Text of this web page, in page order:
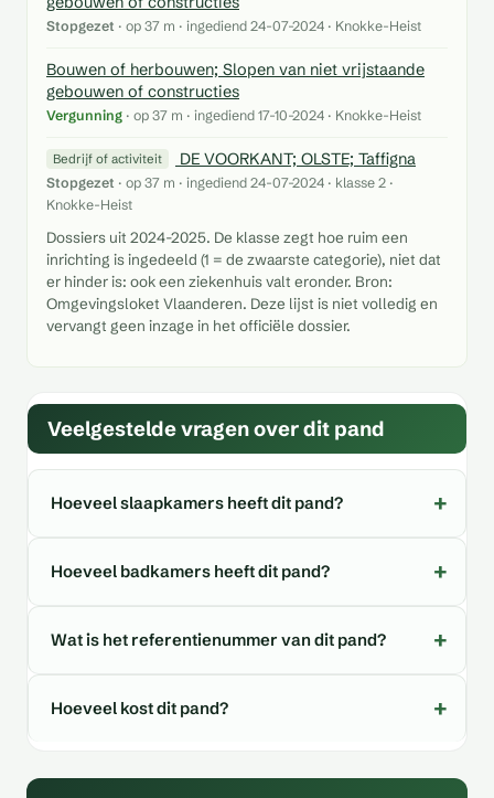
Stopgezet · op 37 m · ingediend 24-07-2024 · Knokke-Heist
Bouwen of herbouwen; Slopen van niet vrijstaande
gebouwen of constructies
Vergunning · op 37 m · ingediend 17-10-2024 · Knokke-Heist
Bedrijf of activiteit DE VOORKANT; OLSTE; Taffigna
Stopgezet · op 37 m · ingediend 24-07-2024 · klasse 2 ·
Knokke-Heist
Dossiers uit 2024-2025. De klasse zegt hoe ruim een
inrichting is ingedeeld (1 = de zwaarste categorie), niet dat
er hinder is: ook een ziekenhuis valt eronder. Bron:
Omgevingsloket Vlaanderen. Deze lijst is niet volledig en
vervangt geen inzage in het officiële dossier.
Veelgestelde vragen over dit pand
Hoeveel slaapkamers heeft dit pand?
Hoeveel badkamers heeft dit pand?
Wat is het referentienummer van dit pand?
Hoeveel kost dit pand?